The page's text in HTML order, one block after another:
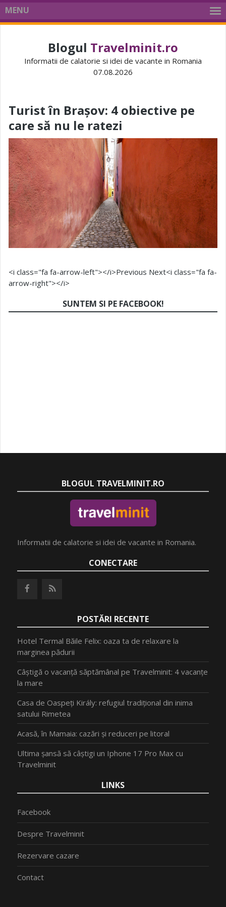
MENU
Blogul Travelminit.ro
Informatii de calatorie si idei de vacante in Romania
07.08.2026
Turist în Brașov: 4 obiective pe
care să nu le ratezi
<i class="fa fa-arrow-left"></i>Previous Next<i class="fa fa-
arrow-right"></i>
SUNTEM SI PE FACEBOOK!
BLOGUL TRAVELMINIT.RO
Informatii de calatorie si idei de vacante in Romania.
CONECTARE
POSTĂRI RECENTE
Hotel Termal Băile Felix: oaza ta de relaxare la
marginea pădurii
Câștigă o vacanță săptămânal pe Travelminit: 4 vacanțe
la mare
Casa de Oaspeți Király: refugiul tradițional din inima
satului Rimetea
Acasă, în Mamaia: cazări și reduceri pe litoral
Ultima șansă să câștigi un Iphone 17 Pro Max cu
Travelminit
LINKS
Facebook
Despre Travelminit
Rezervare cazare
Contact